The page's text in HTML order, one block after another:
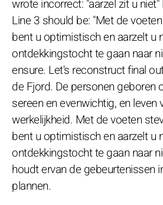
wrote incorrect: "aarzel zit u
Line 3 should be: "Met de
bent u optimistisch en aarzelt u
ontdekkingstocht te gaan naar
ensure. Let's reconstruct final
de Fjord. De personen geboren
sereen en evenwichtig, en leven
werkelijkheid. Met de voeten
bent u optimistisch en aarzelt u
ontdekkingstocht te gaan naar
houdt ervan de gebeurtenissen
plannen.